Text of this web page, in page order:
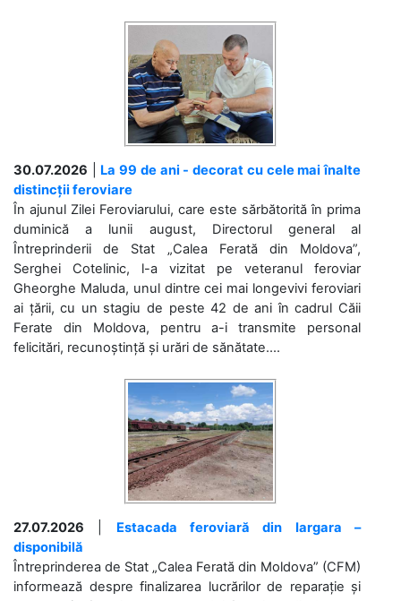
30.07.2026
La 99 de ani - decorat cu cele mai înalte
distincții feroviare
În ajunul Zilei Feroviarului, care este sărbătorită în prima
duminică a lunii august, Directorul general al
Întreprinderii de Stat „Calea Ferată din Moldova”,
Serghei Cotelinic, l-a vizitat pe veteranul feroviar
Gheorghe Maluda, unul dintre cei mai longevivi feroviari
ai țării, cu un stagiu de peste 42 de ani în cadrul Căii
Ferate din Moldova, pentru a-i transmite personal
felicitări, recunoștință și urări de sănătate....
27.07.2026
Estacada feroviară din Iargara –
disponibilă
Întreprinderea de Stat „Calea Ferată din Moldova” (CFM)
informează despre finalizarea lucrărilor de reparație și